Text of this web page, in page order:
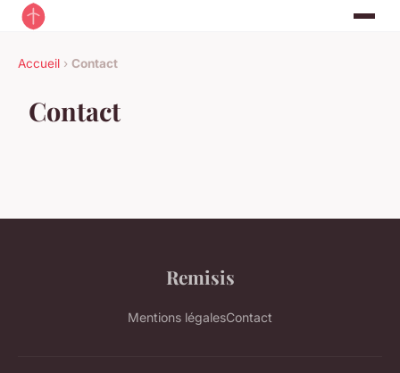
Accueil › Contact
Contact
Remisis
Mentions légalesContact